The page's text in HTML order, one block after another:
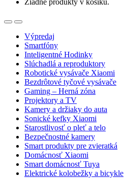
Žiadne produkty v košíku.
OpenClose
Výpredaj
Smartfóny
Inteligentné Hodinky
Slúchadlá a reproduktory
Robotické vysávače Xiaomi
Bezdrôtové tyčové vysávače
Gaming – Herná zóna
Projektory a TV
Kamery a držiaky do auta
Sonické kefky Xiaomi
Starostlivosť o pleť a telo
Bezpečnostné kamery
Smart produkty pre zvieratká
Domácnosť Xiaomi
Smart domácnosť Tuya
Elektrické kolobežky a bicykle